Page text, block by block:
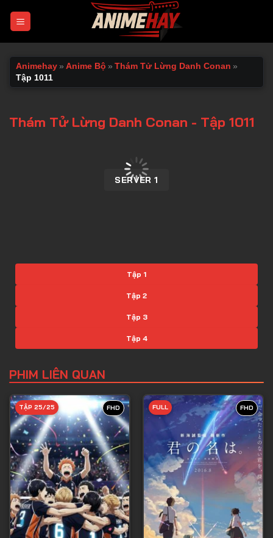
Animehay » Anime Bộ » Thám Tử Lừng Danh Conan »
Tập 1011
Thám Tử Lừng Danh Conan - Tập 1011
SERVER 1
Tập 1
Tập 2
Tập 3
Tập 4
Tập 6
Tập 7
Tập 8
Tập 9
Tập 10
Tập 11
Tập 12
Tập 13
PHIM LIÊN QUAN
FHD
TẬP 25/25 FHD
FULL